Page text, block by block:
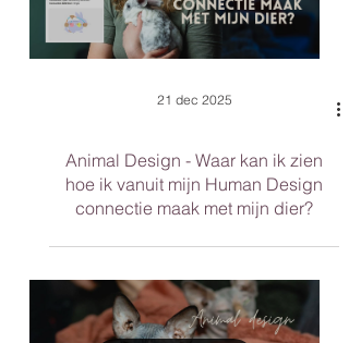
21 dec 2025
Animal Design - Waar kan ik zien
hoe ik vanuit mijn Human Design
connectie maak met mijn dier?